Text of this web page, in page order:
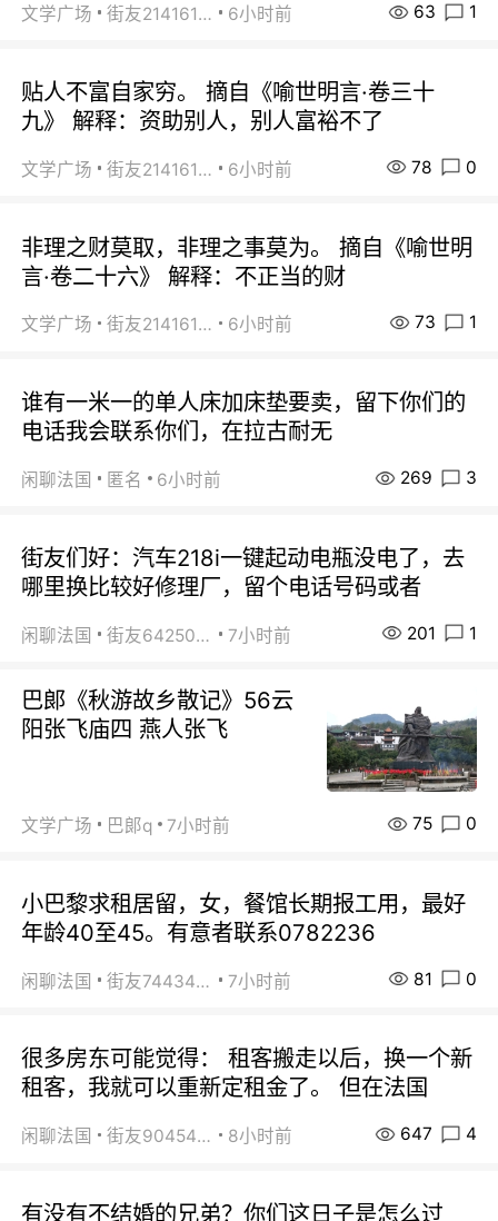
文学广场 街友21416156 6小时前 63 1
贴人不富自家穷。 摘自《喻世明言·卷三十
九》 解释：资助别人，别人富裕不了
文学广场 街友21416156 6小时前 78 0
非理之财莫取，非理之事莫为。 摘自《喻世明
言·卷二十六》 解释：不正当的财
文学广场 街友21416156 6小时前 73 1
谁有一米一的单人床加床垫要卖，留下你们的
电话我会联系你们，在拉古耐无
闲聊法国 匿名 6小时前 269 3
街友们好：汽车218i一键起动电瓶没电了，去
哪里换比较好修理厂，留个电话号码或者
闲聊法国 街友64250024 7小时前 201 1
巴郞《秋游故乡散记》56云
阳张飞庙四 燕人张飞
文学广场 巴郞q 7小时前 75 0
小巴黎求租居留，女，餐馆长期报工用，最好
年龄40至45。有意者联系0782236
闲聊法国 街友74434350 7小时前 81 0
很多房东可能觉得： 租客搬走以后，换一个新
租客，我就可以重新定租金了。 但在法国
闲聊法国 街友90454511 8小时前 647 4
有没有不结婚的兄弟？你们这日子是怎么过